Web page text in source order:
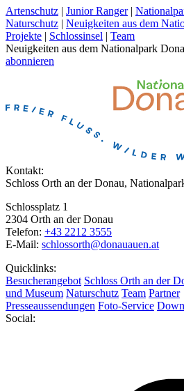
Artenschutz | Junior Ranger |
Naturschutz | Neuigkeiten aus dem
Projekte | Schlossinsel | Team
Neuigkeiten aus dem Nationalpark
abonnieren
Kontakt:
Schloss Orth an der Donau,
Schlossplatz 1
2304 Orth an der Donau
Telefon: +43 2212 3555
E-Mail: schlossorth@donauauen.at
Quicklinks:
Besucherangebot Schloss Orth an der
und Museum Naturschutz Team Partner
Presseaussendungen Foto-Service
Social: